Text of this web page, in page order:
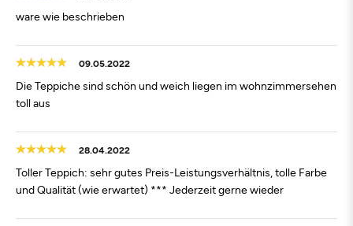
ware wie beschrieben
09.05.2022
Die Teppiche sind schön und weich liegen im wohnzimmersehen
toll aus
28.04.2022
Toller Teppich: sehr gutes Preis-Leistungsverhältnis, tolle Farbe
und Qualität (wie erwartet) *** Jederzeit gerne wieder